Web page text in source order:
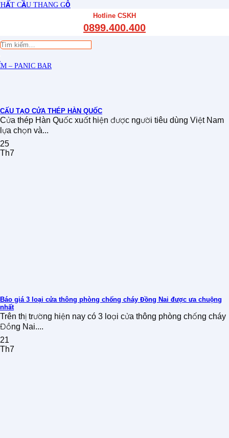
CẦU THANG GỖ
– PANIC BAR
Hotline CSKH
0899.400.400
Tìm
CẤU TẠO CỬA THÉP HÀN QUỐC
Cửa thép Hàn Quốc xuất hiện được người tiêu dùng Việt Nam
lựa chọn và...
25
Th7
Báo giá 3 loại cửa thông phòng chống cháy Đồng Nai được ưa chuộng
nhất
Trên thị trường hiện nay có 3 loại cửa thông phòng chống cháy
Đồng Nai....
21
Th7